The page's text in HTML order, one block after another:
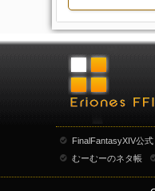
FinalFantasyXIV公式
むーむーのネタ帳